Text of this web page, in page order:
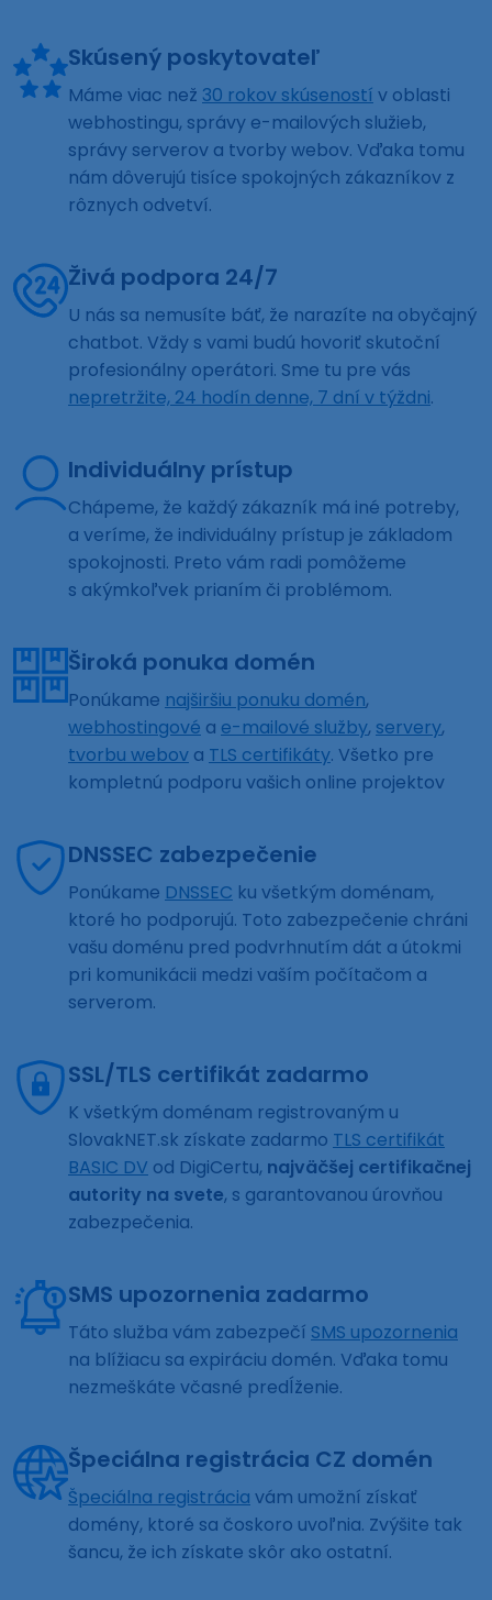
Skúsený poskytovateľ
Máme viac než 30 rokov skúseností v oblasti
webhostingu, správy e-mailových služieb,
správy serverov a tvorby webov. Vďaka tomu
nám dôverujú tisíce spokojných zákazníkov z
rôznych odvetví.
Živá podpora 24/7
U nás sa nemusíte báť, že narazíte na obyčajný
chatbot. Vždy s vami budú hovoriť skutoční
profesionálny operátori. Sme tu pre vás
nepretržite, 24 hodín denne, 7 dní v týždni.
Individuálny prístup
Chápeme, že každý zákazník má iné potreby,
a veríme, že individuálny prístup je základom
spokojnosti. Preto vám radi pomôžeme
s akýmkoľvek prianím či problémom.
Široká ponuka domén
Ponúkame najširšiu ponuku domén,
webhostingové a e-mailové služby, servery,
tvorbu webov a TLS certifikáty. Všetko pre
kompletnú podporu vašich online projektov
DNSSEC zabezpečenie
Ponúkame DNSSEC ku všetkým doménam,
ktoré ho podporujú. Toto zabezpečenie chráni
vašu doménu pred podvrhnutím dát a útokmi
pri komunikácii medzi vaším počítačom a
serverom.
SSL/TLS certifikát zadarmo
K všetkým doménam registrovaným u
SlovakNET.sk získate zadarmo TLS certifikát
BASIC DV od DigiCertu, najväčšej certifikačnej
autority na svete, s garantovanou úrovňou
zabezpečenia.
SMS upozornenia zadarmo
Táto služba vám zabezpečí SMS upozornenia
na blížiacu sa expiráciu domén. Vďaka tomu
nezmeškáte včasné predĺženie.
Špeciálna registrácia CZ domén
Špeciálna registrácia vám umožní získať
domény, ktoré sa čoskoro uvoľnia. Zvýšite tak
šancu, že ich získate skôr ako ostatní.